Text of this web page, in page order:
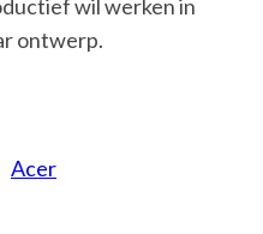
wil werken in
ontwerp.
Acer